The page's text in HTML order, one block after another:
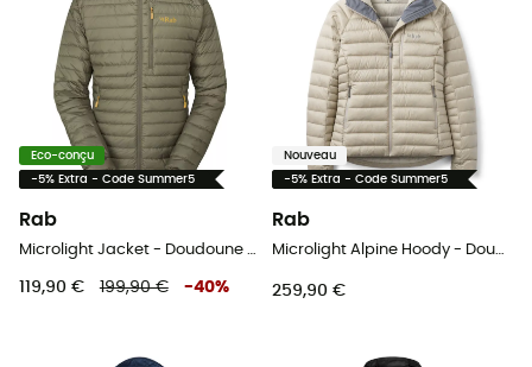
Eco-conçu
-5% Extra - Code Summer5
Rab
119,90 € 199,90 € -40%
Nouveau
-5% Extra - Code Summer5
Rab
259,90 €